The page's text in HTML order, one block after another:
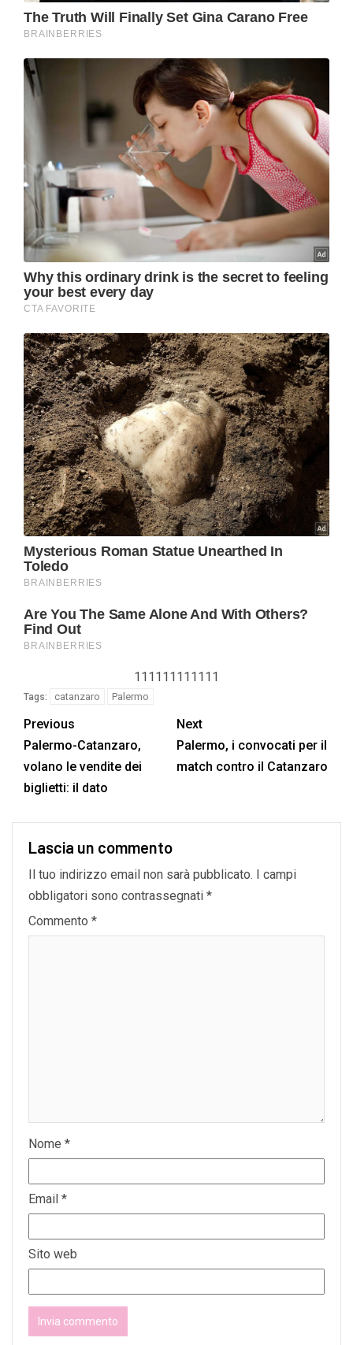
111111111111
Tags: catanzaro Palermo
Previous
Palermo-Catanzaro,
volano le vendite dei
biglietti: il dato
Next
Palermo, i convocati per il
match contro il Catanzaro
Lascia un commento
Il tuo indirizzo email non sarà pubblicato.
I campi
obbligatori sono contrassegnati *
Commento *
Nome *
Email *
Sito web